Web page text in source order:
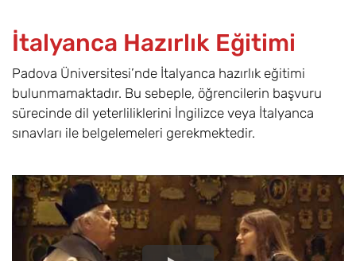
İtalyanca Hazırlık Eğitimi
Padova Üniversitesi’nde İtalyanca hazırlık eğitimi
bulunmamaktadır. Bu sebeple, öğrencilerin başvuru
sürecinde dil yeterliliklerini İngilizce veya İtalyanca
sınavları ile belgelemeleri gerekmektedir.